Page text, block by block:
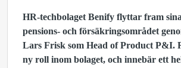
HR-techbolaget Benify flyttar fram
pensions- och försäkringsområdet
Lars Frisk som Head of Product P&I.
ny roll inom bolaget, och innebär ett